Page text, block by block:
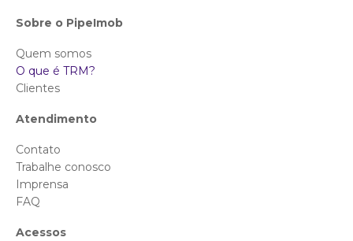
Sobre o PipeImob
Quem somos
O que é TRM?
Clientes
Atendimento
Contato
Trabalhe conosco
Imprensa
FAQ
Acessos